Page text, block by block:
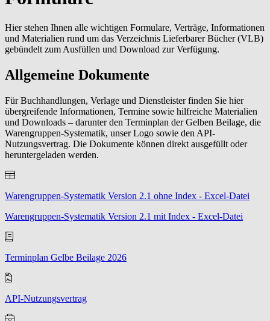
Hier stehen Ihnen alle wichtigen Formulare, Verträge, Informationen
und Materialien rund um das Verzeichnis Lieferbarer Bücher (VLB)
gebündelt zum Ausfüllen und Download zur Verfügung.
Allgemeine Dokumente
Für Buchhandlungen, Verlage und Dienstleister finden Sie hier
übergreifende Informationen, Termine sowie hilfreiche Materialien
und Downloads – darunter den Terminplan der Gelben Beilage, die
Warengruppen-Systematik, unser Logo sowie den API-
Nutzungsvertrag. Die Dokumente können direkt ausgefüllt oder
heruntergeladen werden.
Warengruppen-Systematik Version 2.1 ohne Index - Excel-Datei
Warengruppen-Systematik Version 2.1 mit Index - Excel-Datei
Terminplan Gelbe Beilage 2026
API-Nutzungsvertrag